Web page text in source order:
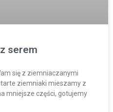
serem
się z ziemniaczanymi
ziemniaki mieszamy z
mniejsze części, gotujemy